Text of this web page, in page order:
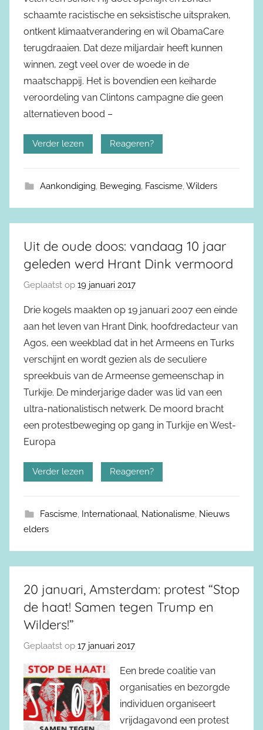
schaamte racistische en seksistische uitspraken,
ontkent klimaatverandering en wil ObamaCare
terugdraaien. Dat deze miljardair heeft kunnen
winnen, zegt veel over de woede in de
maatschappij. Het is bovendien een keiharde
veroordeling van Clintons campagne die geen
alternatieven bood –
Verder lezen Reageren?
Aankondiging, Beweging, Fascisme,Wilders
Uit de oude doos: vandaag 10 jaar
geleden werd Hrant Dink vermoord
Geplaatst op 19 januari 2017
Drie kogels maakten op 19 januari 2007 een einde
aan het leven van Hrant Dink, hoofdredacteur van
Agos, een weekblad dat in het Armeens en Turks
verschijnt en wordt gezien als de seculiere
spreekbuis van de Armeense gemeenschap in
Turkije. De minderjarige dader was lid van een
ultra-nationalistisch netwerk. De moord bracht
een protestbeweging op gang in Turkije en West-
Europa
Verder lezen Reageren?
Fascisme, Internationaal, Nationalisme, Nieuws
elders
20 januari, Amsterdam: protest “Stop
de haat! Samen tegen Trump en
Wilders!”
Geplaatst op 17 januari 2017
Een brede coalitie van
organisaties en bezorgde
individuen organiseert
vrijdagavond een protest